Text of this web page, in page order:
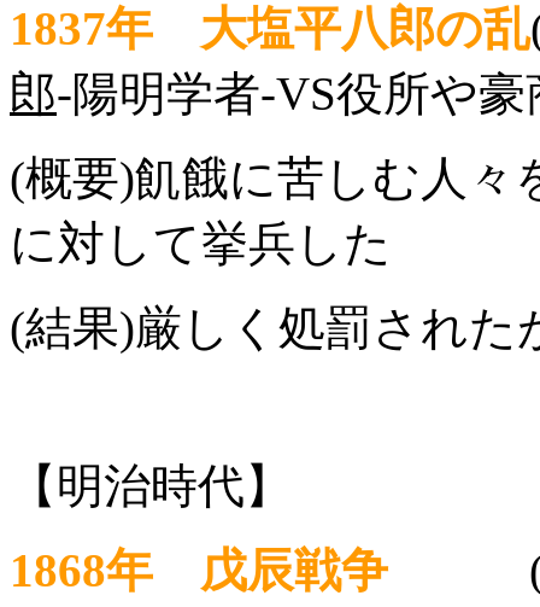
1837年 大塩平八郎の乱
郎-陽明学者-VS役所や豪
(概要)飢餓に苦しむ人々
に対して挙兵した
(結果)厳しく処罰され
【明治時代】
1868年 戊辰戦争